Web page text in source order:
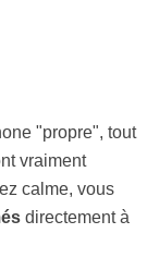
"propre", tout
vraiment
calme, vous
directement à